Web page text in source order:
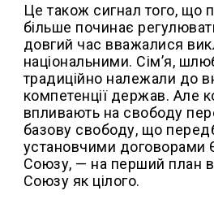
Це також сигнал того, що
більше починає
довгий час вважалися
національними. Сім’я,
традиційно належали до
компетенції держав. Але
впливають на свободу
базову свободу, що
установчими договорами
Союзу, — на перший план
Союзу як цілого.